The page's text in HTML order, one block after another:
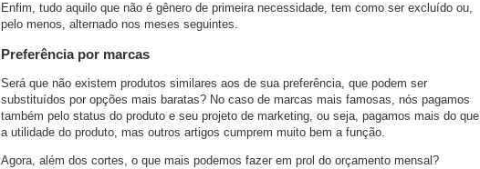
Enfim, tudo aquilo que não é gênero de primeira necessidade, tem como ser excluído ou,
pelo menos, alternado nos meses seguintes.
Preferência por marcas
Será que não existem produtos similares aos de sua preferência, que podem ser
substituídos por opções mais baratas? No caso de marcas mais famosas, nós pagamos
também pelo status do produto e seu projeto de marketing, ou seja, pagamos mais do que
a utilidade do produto, mas outros artigos cumprem muito bem a função.
Agora, além dos cortes, o que mais podemos fazer em prol do orçamento mensal?